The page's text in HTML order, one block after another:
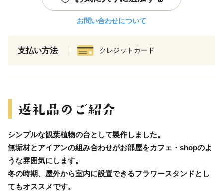
お問い合わせについて
支払い方法 クレジットカード
シンプルな観葉植物の台として製作しました。
無垢材とアイアンの組み合わせがお部屋をカフェ・shopのよ
うな雰囲気にします。
冬の時期、屋外から室内に設置できるフラワースタンドとし
てもオススメです。